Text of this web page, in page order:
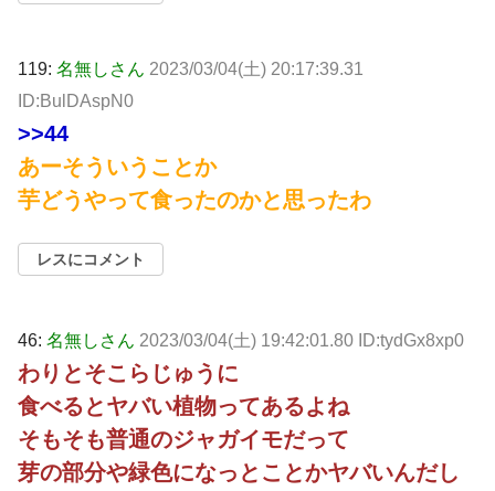
119: 名無しさん 2023/03/04(土) 20:17:39.31
ID:BulDAspN0
>>44
あーそういうことか
芋どうやって食ったのかと思ったわ
レスにコメント
46: 名無しさん 2023/03/04(土) 19:42:01.80 ID:tydGx8xp0
わりとそこらじゅうに
食べるとヤバい植物ってあるよね
そもそも普通のジャガイモだって
芽の部分や緑色になっとことかヤバいんだし